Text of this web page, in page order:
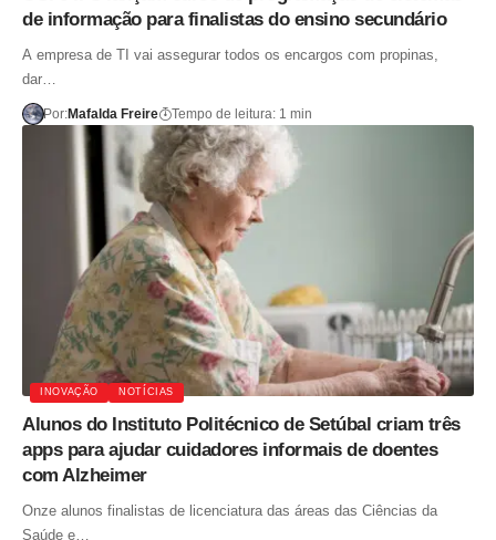
de informação para finalistas do ensino secundário
A empresa de TI vai assegurar todos os encargos com propinas,
dar…
Por:Mafalda Freire Tempo de leitura: 1 min
INOVAÇÃO NOTÍCIAS
Alunos do Instituto Politécnico de Setúbal criam três
apps para ajudar cuidadores informais de doentes
com Alzheimer
Onze alunos finalistas de licenciatura das áreas das Ciências da
Saúde e…